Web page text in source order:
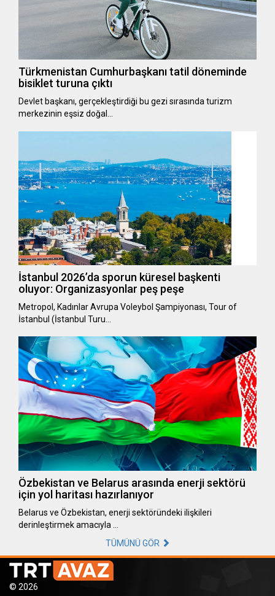
Türkmenistan Cumhurbaşkanı tatil döneminde
bisiklet turuna çıktı
Devlet başkanı, gerçekleştirdiği bu gezi sırasında turizm
merkezinin eşsiz doğal…
İstanbul 2026’da sporun küresel başkenti
oluyor: Organizasyonlar peş peşe
Metropol, Kadınlar Avrupa Voleybol Şampiyonası, Tour of
İstanbul (İstanbul Turu…
Özbekistan ve Belarus arasında enerji sektörü
için yol haritası hazırlanıyor
Belarus ve Özbekistan, enerji sektöründeki ilişkileri
derinleştirmek amacıyla …
TÜMÜNÜ GÖR
© 2026